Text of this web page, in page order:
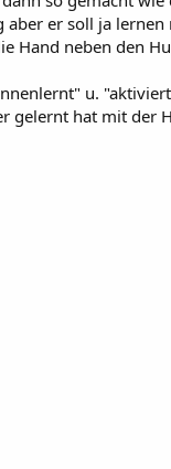
er soll ja
Hand neben den
u.
gelernt hat mit